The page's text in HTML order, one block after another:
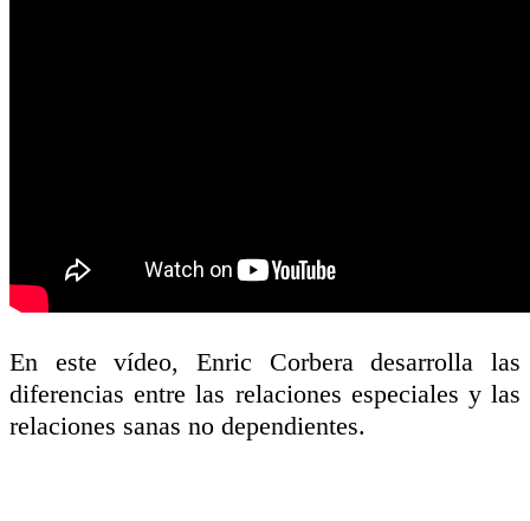
En este vídeo, Enric Corbera desarrolla las
diferencias entre las relaciones especiales y las
relaciones sanas no dependientes.